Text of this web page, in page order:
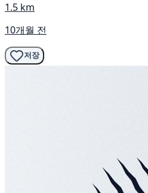
1.5 km
10개월 전
저장